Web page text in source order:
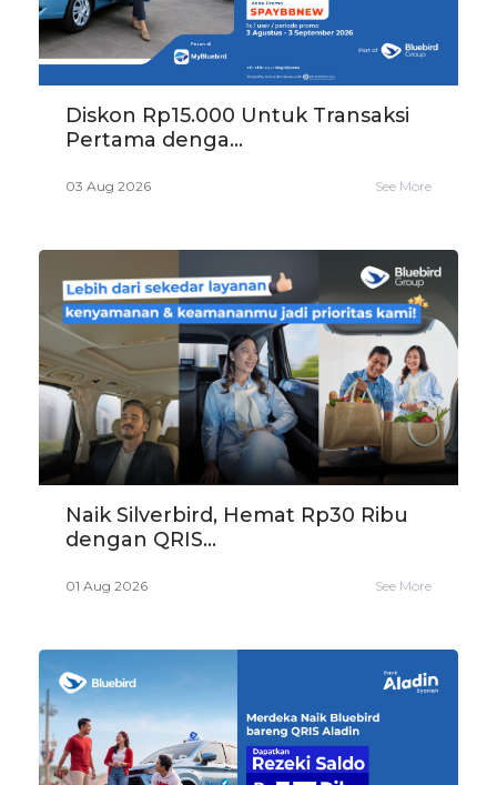
Diskon Rp15.000 Untuk Transaksi
Pertama denga...
03 Aug 2026 See More
Naik Silverbird, Hemat Rp30 Ribu
dengan QRIS...
01 Aug 2026 See More